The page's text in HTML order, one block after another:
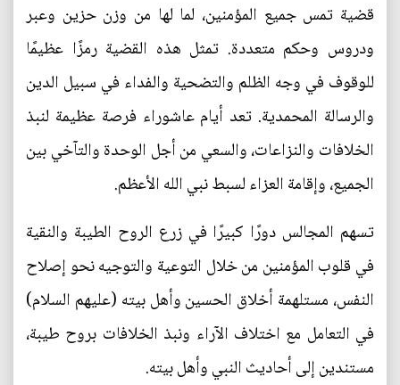
قضية تمس جميع المؤمنين، لما لها من وزن حزين وعبر
ودروس وحكم متعددة. تمثل هذه القضية رمزًا عظيمًا
للوقوف في وجه الظلم والتضحية والفداء في سبيل الدين
والرسالة المحمدية. تعد أيام عاشوراء فرصة عظيمة لنبذ
الخلافات والنزاعات، والسعي من أجل الوحدة والتآخي بين
الجميع، وإقامة العزاء لسبط نبي الله الأعظم.
تسهم المجالس دورًا كبيرًا في زرع الروح الطيبة والنقية
في قلوب المؤمنين من خلال التوعية والتوجيه نحو إصلاح
النفس، مستلهمة أخلاق الحسين وأهل بيته (عليهم السلام)
في التعامل مع اختلاف الآراء ونبذ الخلافات بروح طيبة،
مستندين إلى أحاديث النبي وأهل بيته.